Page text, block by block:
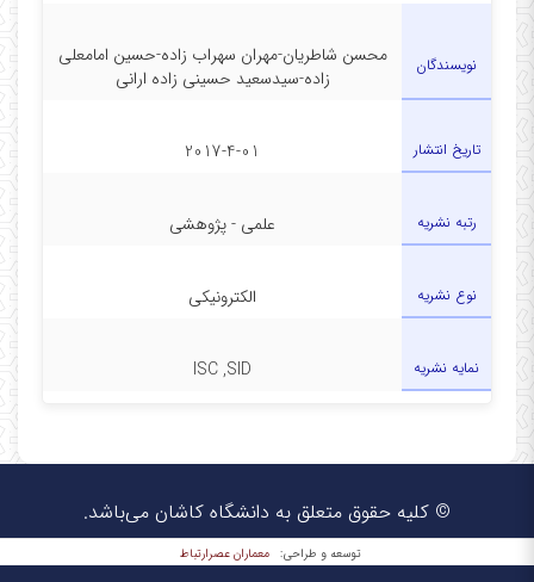
نویسندگان
محسن شاطریان-مهران سهراب زاده-حسین امامعلی
زاده-سیدسعید حسینی زاده ارانی
تاریخ انتشار 2017-4-01
رتبه نشریه علمی - پژوهشی
نوع نشریه الکترونیکی
نمایه نشریه ISC ,SID
© کلیه حقوق متعلق به دانشگاه کاشان می‌باشد.
توسعه و طراحی: معماران عصر‌ارتباط